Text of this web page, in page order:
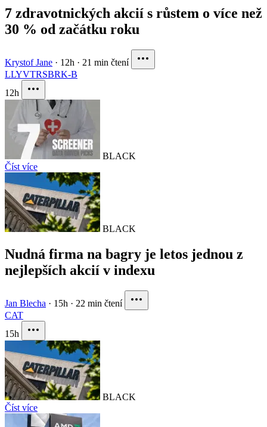
7 zdravotnických akcií s růstem o více než
30 % od začátku roku
Krystof Jane · 12h · 21 min čtení
LLYVTRSBRK-B
12h
BLACK
Číst více
BLACK
Nudná firma na bagry je letos jednou z
nejlepších akcií v indexu
Jan Blecha · 15h · 22 min čtení
CAT
15h
BLACK
Číst více